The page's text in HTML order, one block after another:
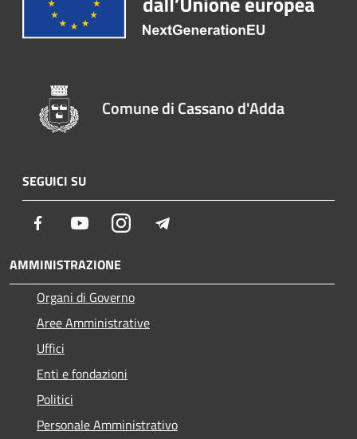
Comune di Cassano d'Adda
SEGUICI SU
Facebook YoutubeInstagram
AMMINISTRAZIONE
Organi di Governo
Aree Amministrative
Uffici
Enti e fondazioni
Politici
Personale Amministrativo